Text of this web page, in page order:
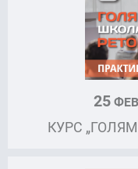
25
КУРС